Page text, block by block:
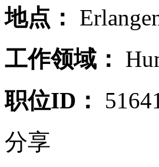
地点：
工作领域：
职位ID：
分享